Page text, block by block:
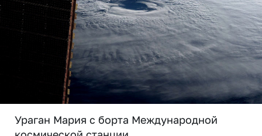
Ураган Мария с борта Международной